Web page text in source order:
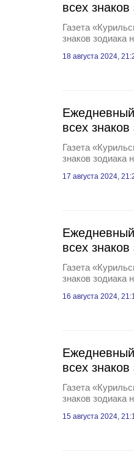
всех знаков
Газета
знаков зодиака
18 августа 2024,
Ежедневный
всех знаков
Газета
знаков зодиака
17 августа 2024,
Ежедневный
всех знаков
Газета
знаков зодиака
16 августа 2024,
Ежедневный
всех знаков
Газета
знаков зодиака
15 августа 2024,